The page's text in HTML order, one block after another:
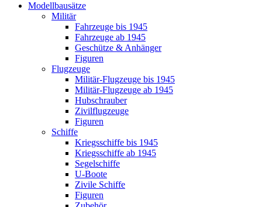
Modellbausätze
Militär
Fahrzeuge bis 1945
Fahrzeuge ab 1945
Geschütze & Anhänger
Figuren
Flugzeuge
Militär-Flugzeuge bis 1945
Militär-Flugzeuge ab 1945
Hubschrauber
Zivilflugzeuge
Figuren
Schiffe
Kriegsschiffe bis 1945
Kriegsschiffe ab 1945
Segelschiffe
U-Boote
Zivile Schiffe
Figuren